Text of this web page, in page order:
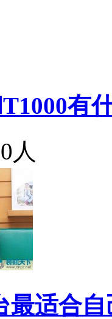
有
人
最适合